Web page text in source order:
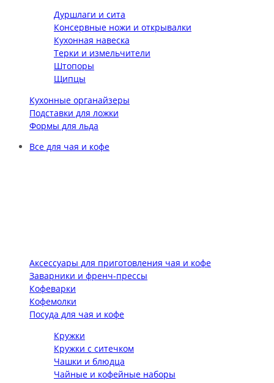
Дуршлаги и сита
Консервные ножи и открывалки
Кухонная навеска
Терки и измельчители
Штопоры
Щипцы
Кухонные органайзеры
Подставки для ложки
Формы для льда
Все для чая и кофе
Аксессуары для приготовления чая и кофе
Заварники и френч-прессы
Кофеварки
Кофемолки
Посуда для чая и кофе
Кружки
Кружки с ситечком
Чашки и блюдца
Чайные и кофейные наборы